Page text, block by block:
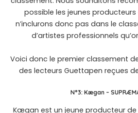
possible les jeunes
n’inclurons donc pas dans le
d’artistes professionnels
Voici donc le premier classement
des lecteurs Guettapen reçues
N°3: Kægan–
Kægan est un jeune producteur